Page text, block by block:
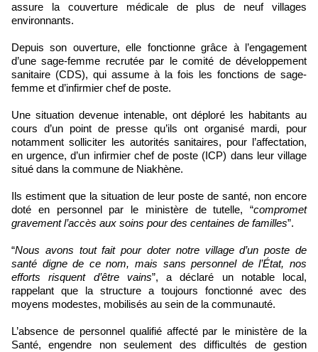
assure la couverture médicale de plus de neuf villages
environnants.
Depuis son ouverture, elle fonctionne grâce à l’engagement
d’une sage-femme recrutée par le comité de développement
sanitaire (CDS), qui assume à la fois les fonctions de sage-
femme et d’infirmier chef de poste.
Une situation devenue intenable, ont déploré les habitants au
cours d’un point de presse qu’ils ont organisé mardi, pour
notamment solliciter les autorités sanitaires, pour l’affectation,
en urgence, d’un infirmier chef de poste (ICP) dans leur village
situé dans la commune de Niakhène.
Ils estiment que la situation de leur poste de santé, non encore
doté en personnel par le ministère de tutelle, “compromet
gravement l’accès aux soins pour des centaines de familles”.
“Nous avons tout fait pour doter notre village d’un poste de
santé digne de ce nom, mais sans personnel de l’État, nos
efforts risquent d’être vains”, a déclaré un notable local,
rappelant que la structure a toujours fonctionné avec des
moyens modestes, mobilisés au sein de la communauté.
L’absence de personnel qualifié affecté par le ministère de la
Santé, engendre non seulement des difficultés de gestion